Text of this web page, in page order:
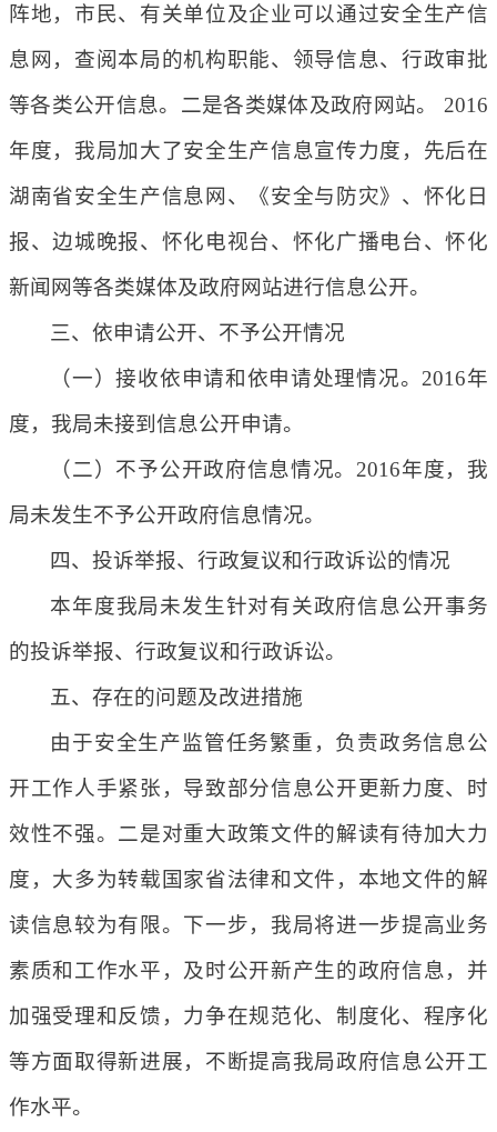
阵地，市民、有关单位及企业可以通过安全生产信
息网，查阅本局的机构职能、领导信息、行政审批
等各类公开信息。二是各类媒体及政府网站。 2016
年度，我局加大了安全生产信息宣传力度，先后在
湖南省安全生产信息网、《安全与防灾》、怀化日
报、边城晚报、怀化电视台、怀化广播电台、怀化
新闻网等各类媒体及政府网站进行信息公开。
三、依申请公开、不予公开情况
（一）接收依申请和依申请处理情况。2016年
度，我局未接到信息公开申请。
（二）不予公开政府信息情况。2016年度，我
局未发生不予公开政府信息情况。
四、投诉举报、行政复议和行政诉讼的情况
本年度我局未发生针对有关政府信息公开事务
的投诉举报、行政复议和行政诉讼。
五、存在的问题及改进措施
由于安全生产监管任务繁重，负责政务信息公
开工作人手紧张，导致部分信息公开更新力度、时
效性不强。二是对重大政策文件的解读有待加大力
度，大多为转载国家省法律和文件，本地文件的解
读信息较为有限。下一步，我局将进一步提高业务
素质和工作水平，及时公开新产生的政府信息，并
加强受理和反馈，力争在规范化、制度化、程序化
等方面取得新进展，不断提高我局政府信息公开工
作水平。